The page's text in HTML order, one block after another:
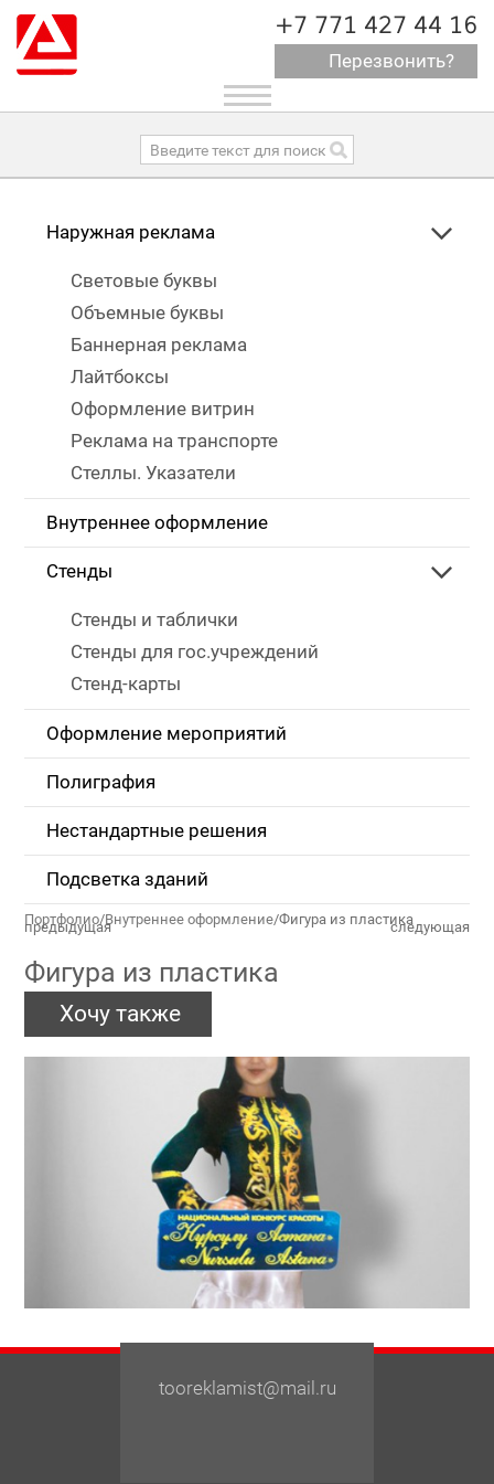
+7 771 427 44 16
Перезвонить?
Toggle
navigation
Наружная реклама
Световые буквы
Объемные буквы
Баннерная реклама
Лайтбоксы
Оформление витрин
Реклама на транспорте
Стеллы. Указатели
Внутреннее оформление
Стенды
Стенды и таблички
Стенды для гос.учреждений
Стенд-карты
Оформление мероприятий
Полиграфия
Нестандартные решения
Подсветка зданий
Портфолио/Внутреннее оформление/Фигура из пластика
Фигура из пластика
Хочу также
предыдущая следующая
tooreklamist@mail.ru